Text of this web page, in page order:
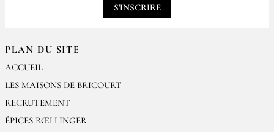
PLAN DU SITE
ACCUEIL
LES MAISONS DE BRICOURT
RECRUTEMENT
ÉPICES RŒLLINGER
S'INSCRIRE